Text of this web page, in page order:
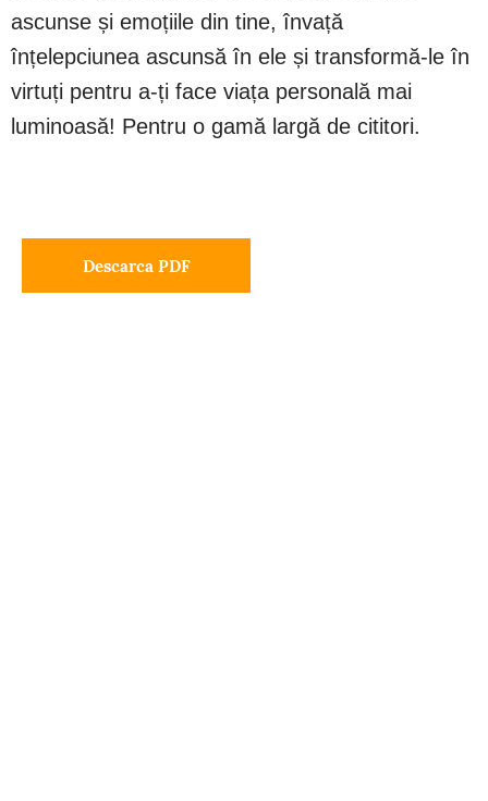
ascunse și emoțiile din tine, învață
înțelepciunea ascunsă în ele și transformă-le în
virtuți pentru a-ți face viața personală mai
luminoasă! Pentru o gamă largă de cititori.
Descarca PDF